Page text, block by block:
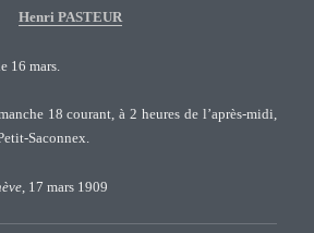
Henri PASTEUR
16 mars.
18 courant, à 2 heures de l’après-midi,
Saconnex.
, 17 mars 1909